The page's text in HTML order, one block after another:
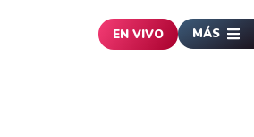
EN VIVO MÁS